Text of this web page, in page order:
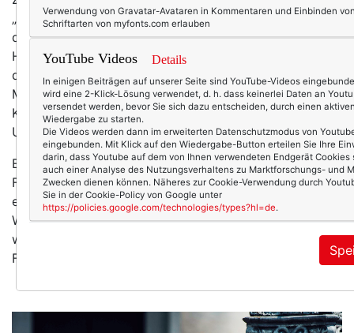
„Übrigens werde ich Kunstgeschichte studieren, wenn
die Kinder ausgezogen sind“, sage ich in diesen trüben
Herbstmorgen hinein und spreche das aus, was mir in
den letzten Tagen durch den Kopf gegangen ist. Mein
Mann blickt auf, wie in Zeitlupe. „Hm? Du willst was?
Kunstgeschichte? Wozu das denn?“ – „Weil ich es will.
Und weil es mich interessiert.“
Ehrlich gesagt, hätte mir vor, sagen wir, 10 Jahren eine
Freundin oder Kollegin ein ähnliches Unterfangen
eröffnet, ich hätte genauso verdattert reagiert.
Warum? Wieso? Was hat das für einen Sinn und was
willst du damit denn anfangen? – Ich hätte dieselben
Fragen gestellt, wie mein Mann am Frühstückstisch.
Verwendung von Gravatar-Avataren in Kommentaren und Einbinden
Schriftarten von myfonts.com erlauben
YouTube Videos Details
In einigen Beiträgen auf unserer Seite sind YouTube-Videos
wird eine 2-Klick-Lösung verwendet, d. h. dass keinerlei Daten an
versendet werden, bevor Sie sich dazu entscheiden, durch einen
Wiedergabe zu starten.
Die Videos werden dann im erweiterten Datenschutzmodus von
eingebunden. Mit Klick auf den Wiedergabe-Button erteilen Sie Ihre
darin, dass Youtube auf dem von Ihnen verwendeten Endgerät Cookies
auch einer Analyse des Nutzungsverhaltens zu Marktforschungs- und
Zwecken dienen können. Näheres zur Cookie-Verwendung durch
Sie in der Cookie-Policy von Google unter
https://policies.google.com/technologies/types?hl=de.